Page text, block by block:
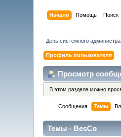
Начало Помощь Поиск
День системного
Профиль пользователя
Просмотр
В этом разделе можно
Сообщения Темы
Темы - BesCo